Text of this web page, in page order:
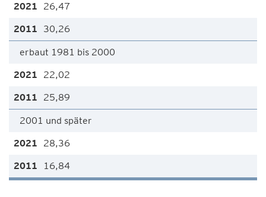
26,47
30,26
erbaut 1981 bis 2000
22,02
25,89
2001 und später
28,36
16,84